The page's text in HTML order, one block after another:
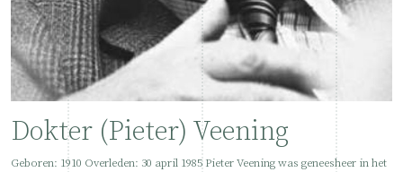
Dokter (Pieter) Veening
Geboren: 1910 Overleden: 30 april 1985 Pieter Veening was geneesheer in het